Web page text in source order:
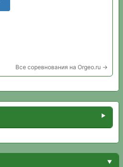
Все соревнования на Orgeo.ru →